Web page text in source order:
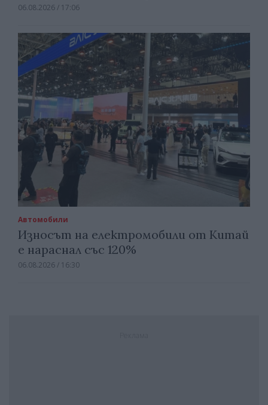
06.08.2026 / 17:06
Автомобили
Износът на електромобили от Китай
е нараснал със 120%
06.08.2026 / 16:30